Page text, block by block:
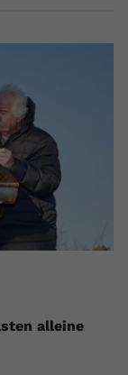
alleine